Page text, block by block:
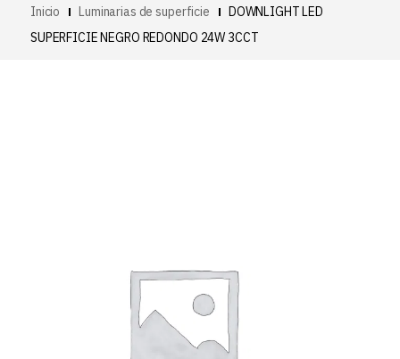
Inicio Luminarias de superficie
DOWNLIGHT LED
SUPERFICIE NEGRO REDONDO 24W 3CCT